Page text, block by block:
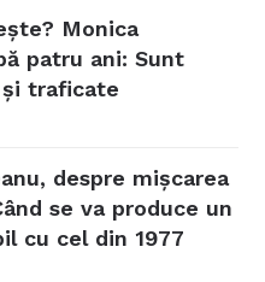
Monica
patru ani: Sunt
traficate
despre mișcarea
se va produce un
cu cel din 1977